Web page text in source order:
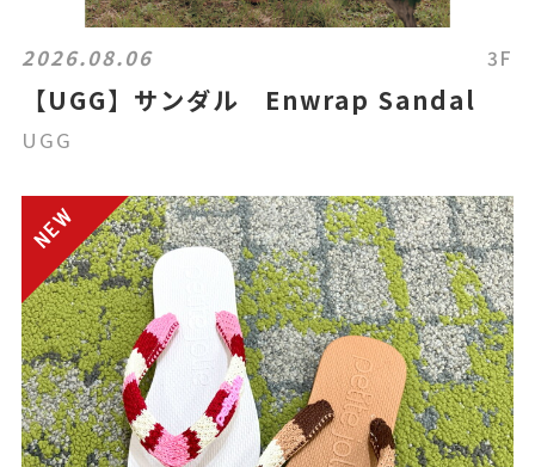
2026.08.06 3F
【UGG】サンダル Enwrap Sandal
UGG